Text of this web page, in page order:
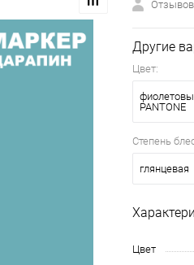
Другие
Цвет:
PANTONE
Степень
глянцевая
Цвет